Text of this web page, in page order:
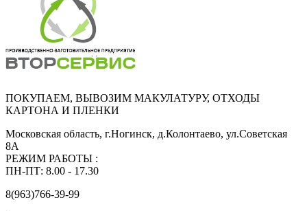
ПОКУПАЕМ, ВЫВОЗИМ МАКУЛАТУРУ, ОТХОДЫ
КАРТОНА И ПЛЕНКИ
Московская область, г.Ногинск, д.Колонтаево, ул.Советская
8А
РЕЖИМ РАБОТЫ :
ПН-ПТ: 8.00 - 17.30
8(963)766-39-99